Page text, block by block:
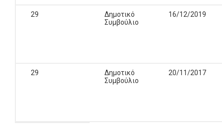
29
Δημοτικό
Συμβούλιο
16/12/2019
29
Δημοτικό
Συμβούλιο
20/11/2017